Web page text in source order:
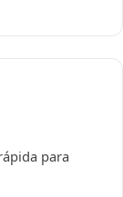
para